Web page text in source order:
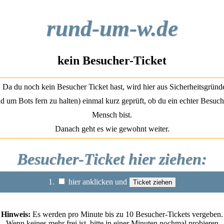
rund-um-w.de
kein Besucher-Ticket
Da du noch kein Besucher Ticket hast, wird hier aus
um Bots fern zu halten) einmal kurz geprüft, ob du ein echter
Mensch bist.
Danach geht es wie gewohnt weiter.
Besucher-Ticket hier ziehen:
1. hier anklicken und
Hinweis: Es werden pro Minute bis zu 10 Besucher-Tickets vergeben.